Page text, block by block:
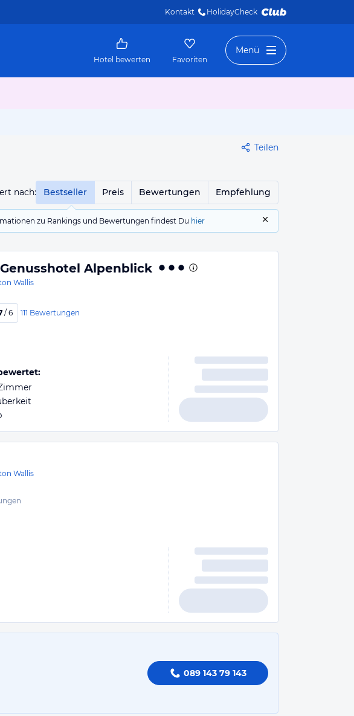
Kontakt HolidayCheck
Hotel bewerten Favoriten
Menü
Teilen
nach: Bestseller Preis Bewertungen Empfehlung
zu Rankings und Bewertungen findest Du hier
Alpenblick
Wallis
/ 6 111 Bewertungen
Wallis
089 143 79 143